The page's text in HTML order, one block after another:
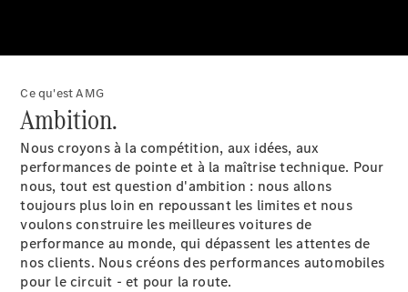
Berline
Tous les
Berlines
CLA
Électrique
CLA
Ce qu'est AMG
Ambition.
Nous croyons à la compétition, aux idées, aux
performances de pointe et à la maîtrise technique. Pour
nous, tout est question d'ambition : nous allons
toujours plus loin en repoussant les limites et nous
voulons construire les meilleures voitures de
performance au monde, qui dépassent les attentes de
nos clients. Nous créons des performances automobiles
pour le circuit - et pour la route.